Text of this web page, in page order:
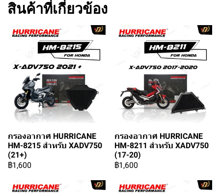
สินค้าที่เกี่ยวข้อง
กรองอากาศ HURRICANE
HM-8215 สำหรับ XADV750
(21+)
฿1,600
กรองอากาศ HURRICANE
HM-8211 สำหรับ XADV750
(17-20)
฿1,600